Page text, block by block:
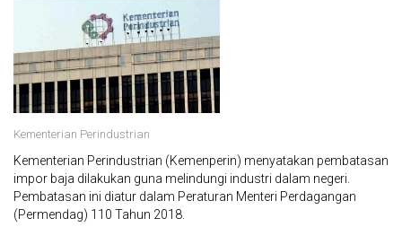
Kementerian Perindustrian
Kementerian Perindustrian (Kemenperin) menyatakan pembatasan
impor baja dilakukan guna melindungi industri dalam negeri.‎
Pembatasan ini diatur dalam Peraturan Menteri Perdagangan
(Permendag) 110 Tahun 2018.